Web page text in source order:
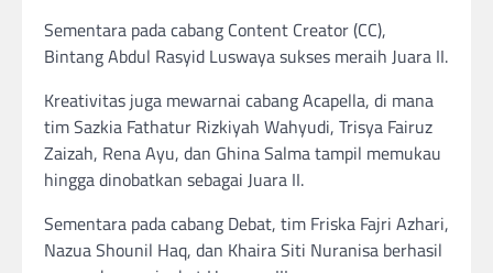
Sementara pada cabang Content Creator (CC),
Bintang Abdul Rasyid Luswaya sukses meraih Juara II.
Kreativitas juga mewarnai cabang Acapella, di mana
tim Sazkia Fathatur Rizkiyah Wahyudi, Trisya Fairuz
Zaizah, Rena Ayu, dan Ghina Salma tampil memukau
hingga dinobatkan sebagai Juara II.
Sementara pada cabang Debat, tim Friska Fajri Azhari,
Nazua Shounil Haq, dan Khaira Siti Nuranisa berhasil